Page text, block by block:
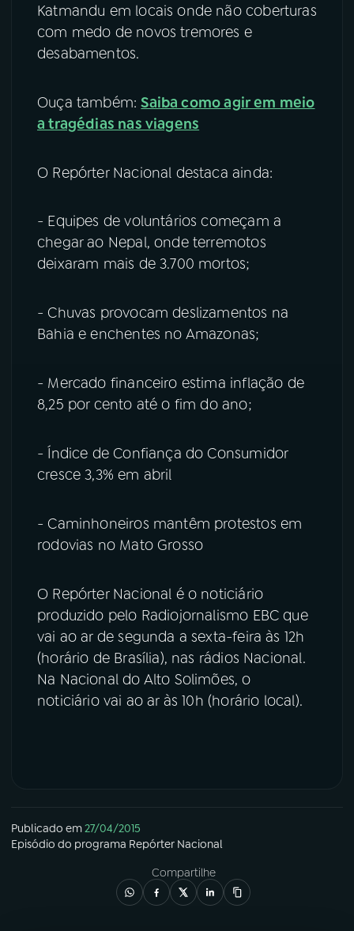
Katmandu em locais onde não coberturas
com medo de novos tremores e
desabamentos.
Ouça também:Saiba como agir em meio
a tragédias nas viagens
O Repórter Nacional destaca ainda:
- Equipes de voluntários começam a
chegar ao Nepal, onde terremotos
deixaram mais de 3.700 mortos;
- Chuvas provocam deslizamentos na
Bahia e enchentes no Amazonas;
- Mercado financeiro estima inflação de
8,25 por cento até o fim do ano;
- Índice de Confiança do Consumidor
cresce 3,3% em abril
- Caminhoneiros mantêm protestos em
rodovias no Mato Grosso
O Repórter Nacional é o noticiário
produzido pelo Radiojornalismo EBC que
vai ao ar de segunda a sexta-feira às 12h
(horário de Brasília), nas rádios Nacional.
Na Nacional do Alto Solimões, o
noticiário vai ao ar às 10h (horário local).
Publicado em27/04/2015
Episódio do programa Repórter Nacional
Compartilhe